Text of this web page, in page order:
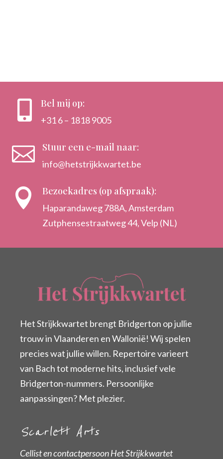
 Bel mij op:
+31 6 – 1818 9005
 Stuur een e-mail naar:
info@hetstrijkkwartet.be
 Bezoekadres (op afspraak):
Haparandaweg 788A, Amsterdam
Zutphensestraatweg 44, Velp (NL)
Het Strijkkwartet brengt Bridgerton op jullie
trouw in Vlaanderen en Wallonië! Wij spelen
precies wat jullie willen. Repertoire varieert
van Bach tot moderne hits, inclusief vele
Bridgerton-nummers. Persoonlijke
aanpassingen? Met plezier.
Scarlett Arts
Cellist en contactpersoon Het Strijkkwartet